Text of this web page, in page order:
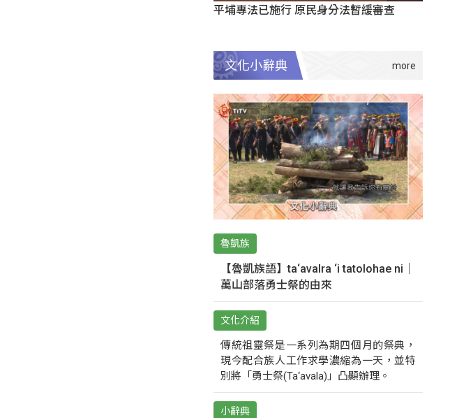
平埔專法已施行 原民身分法暫緩審查
文化小辭典
魯凱族
【魯凱族語】ta‘avalra ‘i tatolohae ni｜
萬山部落勇士祭的由來
文化介紹
傳統祖靈祭是一系列為期四個月的祭典，
現今配合族人工作求學濃縮為一天，並特
別將「勇士祭(Ta‘avala)」凸顯辦理。
小辭典